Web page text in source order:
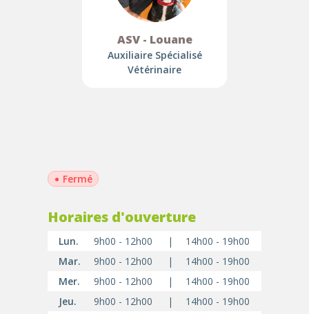
ASV - Louane
Auxiliaire Spécialisé
Vétérinaire
• Fermé
Horaires d'ouverture
Lun. 9h00 - 12h00 |
14h00 - 19h00
Mar.
9h00 - 12h00 |
14h00 - 19h00
Mer.
9h00 - 12h00 |
14h00 - 19h00
Jeu.
9h00 - 12h00 |
14h00 - 19h00